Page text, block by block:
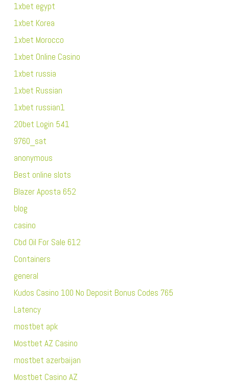
1xbet egypt
1xbet Korea
1xbet Morocco
1xbet Online Casino
1xbet russia
1xbet Russian
1xbet russian1
20bet Login 541
9760_sat
anonymous
Best online slots
Blazer Aposta 652
blog
casino
Cbd Oil For Sale 612
Containers
general
Kudos Casino 100 No Deposit Bonus Codes 765
Latency
mostbet apk
Mostbet AZ Casino
mostbet azerbaijan
Mostbet Casino AZ